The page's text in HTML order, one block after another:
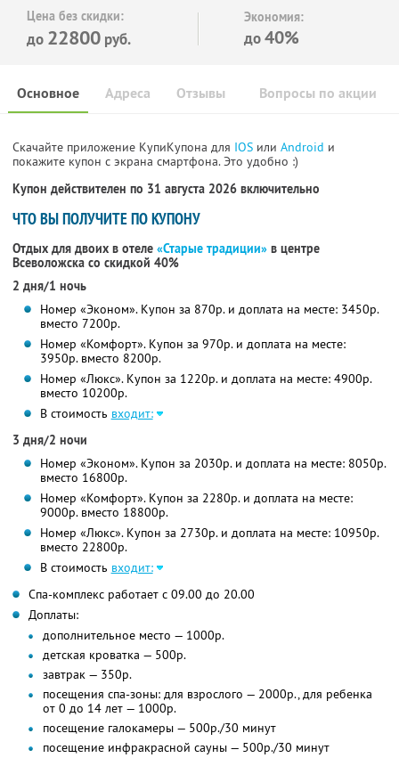
Цена без скидки:
до 22800 руб.
Экономия:
до40%
Основное Отзывы Вопросы по акции
Адреса
Скачайте приложение КупиКупона для IOS или Android и
покажите купон с экрана смартфона. Это удобно :)
Купон действителен по 31 августа 2026 включительно
ЧТО ВЫ ПОЛУЧИТЕ ПО КУПОНУ
Отдых для двоих в отеле «Старые традиции» в центре
Всеволожска со скидкой 40%
2 дня/1 ночь
Номер «Эконом». Купон за 870р. и доплата на месте: 3450р.
вместо 7200р.
Номер «Комфорт». Купон за 970р. и доплата на месте:
3950р. вместо 8200р.
Номер «Люкс». Купон за 1220р. и доплата на месте: 4900р.
вместо 10200р.
В стоимость входит:
3 дня/2 ночи
Номер «Эконом». Купон за 2030р. и доплата на месте: 8050р.
вместо 16800р.
Номер «Комфорт». Купон за 2280р. и доплата на месте:
9000р. вместо 18800р.
Номер «Люкс». Купон за 2730р. и доплата на месте: 10950р.
вместо 22800р.
В стоимость входит:
Спа-комплекс работает с 09.00 до 20.00
Доплаты:
дополнительное место — 1000р.
детская кроватка — 500р.
завтрак — 350р.
посещения спа-зоны: для взрослого — 2000р., для ребенка
от 0 до 14 лет — 1000р.
посещение галокамеры — 500р./30 минут
посещение инфракрасной сауны — 500р./30 минут